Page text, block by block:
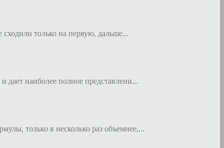
только на первую, дальше...
дает наиболее полное представлени...
только в несколько раз объемнее,...